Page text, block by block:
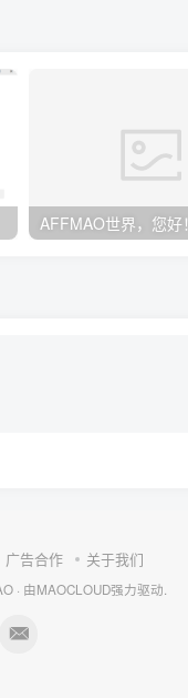
AFFMAO世界，您好！
广告合作 关于我们
· 由MAOCLOUD强力驱动.